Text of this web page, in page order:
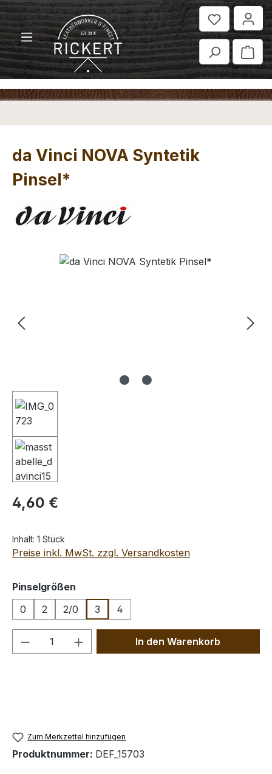
Zum Hauptinhalt springen
da Vinci NOVA Syntetik
Pinsel*
Bildergalerie überspringen
Regulärer Preis:
4,60 €
Inhalt: 1 Stück
Preise inkl. MwSt. zzgl. Versandkosten
Pinselgrößen
0
2 2/0 3 4
Produkt Anzahl: Gib denIn den Warenkorb
Zum Merkzettel hinzufügen
Produktnummer: DEF_15703